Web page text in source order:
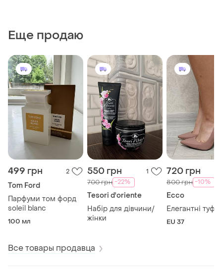
Еще продаю
499 грн 2
Tom Ford
Парфуми том форд
soleil blanc
100 мл
550 грн 1
700 грн -22%
Tesori d'oriente
Набір для дівчини/
жінки
720 грн
800 грн -10%
Ecco
Елегантні туфлі
EU 37
Все товары продавца